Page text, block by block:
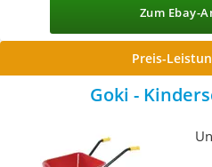
Zum Ebay-
Preis-
Goki -